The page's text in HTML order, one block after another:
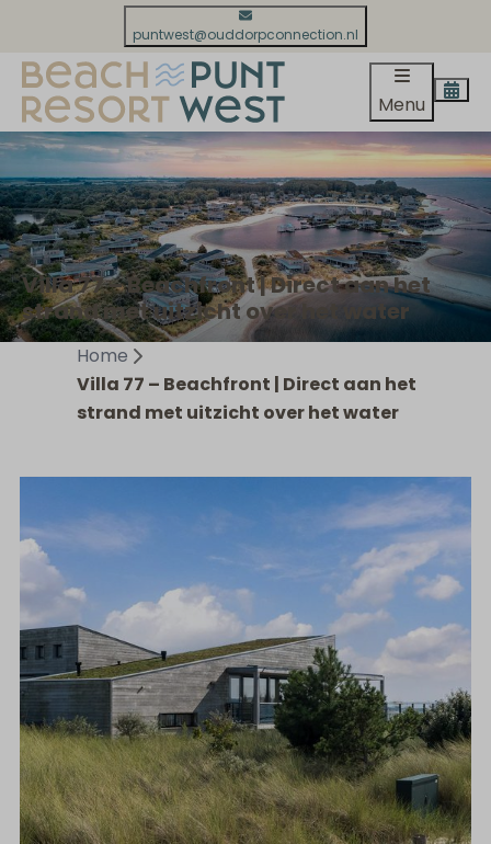
puntwest@ouddorpconnection.nl
Menu
Villa 77 – Beachfront | Direct aan het
strand met uitzicht over het water
Home
Villa 77 – Beachfront | Direct aan het
strand met uitzicht over het water